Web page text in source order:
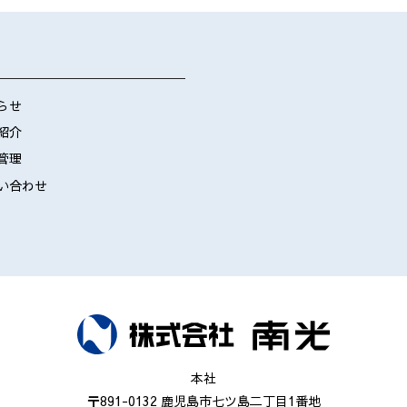
せ
介
理
合わせ
本社
〒891-0132 鹿児島市七ツ島二丁目1番地